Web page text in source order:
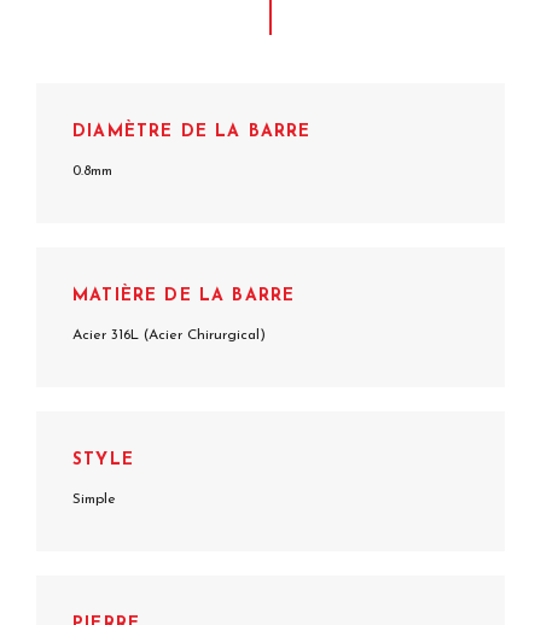
DIAMÈTRE DE LA BARRE
0.8mm
MATIÈRE DE LA BARRE
Acier 316L (Acier Chirurgical)
STYLE
Simple